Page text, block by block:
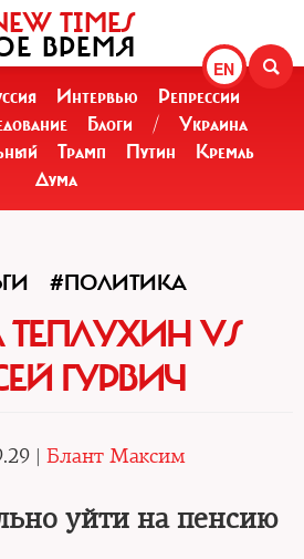
EN
TIMES
ВРЕМЯ
Интервью
Репрессии
Блоги /
Украина
Трамп Путин
Кремль
Дума
#ПОЛИТИКА
ТЕПЛУХИН VS
ГУРВИЧ
| Блант Максим
уйти на пенсию